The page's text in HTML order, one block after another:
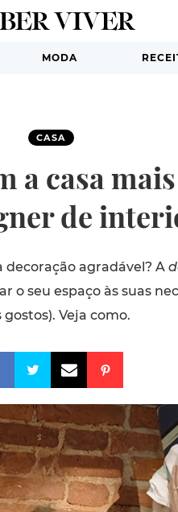
MODA
CASA
a casa
de
agradável? A
o seu espaço às suas
gostos). Veja como.